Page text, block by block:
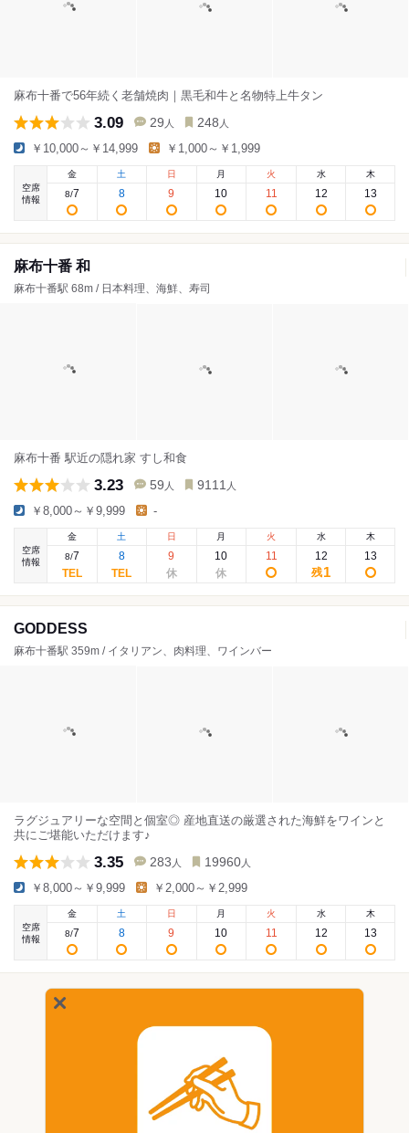
麻布十番で56年続く老舗焼肉｜黒毛和牛と名物特上牛タン
3.09 29 人 248 人
￥10,000～￥14,999 ￥1,000～￥1,999
空席
情報
金
8/7
土
8
日
9
月
10
火
11
水
12
木
13
麻布十番 和
麻布十番駅 68m / 日本料理、海鮮、寿司
麻布十番 駅近の隠れ家 すし和食
3.23 59 人 9111 人
￥8,000～￥9,999 -
空席
情報
金
8/7
土
8
日
9
月
10
火
11
水
12
残1
木
13
GODDESS
麻布十番駅 359m / イタリアン、肉料理、ワインバー
ラグジュアリーな空間と個室◎ 産地直送の厳選された海鮮をワインと
共にご堪能いただけます♪
3.35 283 人 19960 人
￥8,000～￥9,999 ￥2,000～￥2,999
空席
情報
金
8/7
土
8
日
9
月
10
火
11
水
12
木
13